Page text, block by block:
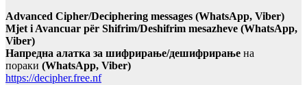
Advanced Cipher/Deciphering messages (WhatsApp, Viber)
Mjet i Avancuar për Shifrim/Deshifrim mesazheve (WhatsApp,
Viber)
Напредна алатка за шифрирање/дешифрирање на
пораки (WhatsApp, Viber)
https://decipher.free.nf